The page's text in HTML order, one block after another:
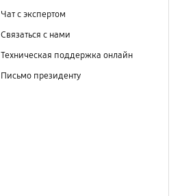
Чат с экспертом
Связаться с нами
Техническая поддержка онлайн
Письмо президенту